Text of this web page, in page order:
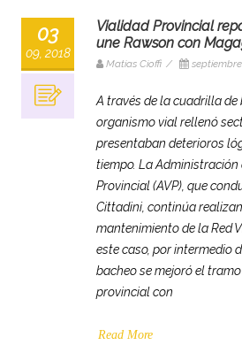
03
09, 2018
Vialidad Provincial
une Rawson con
Matias Cioffi /
A través de la cuadrilla de
organismo vial rellenó
presentaban deterioros
tiempo. La Administración
Provincial (AVP), que
Cittadini, continúa
mantenimiento de la Red
este caso, por intermedio
bacheo se mejoró el
provincial con
Read More